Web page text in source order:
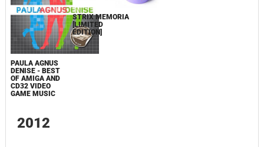
PAULA AGNUS
DENISE - BEST
OF AMIGA AND
CD32 VIDEO
GAME MUSIC
STRIX MEMORIA
[LIMITED
EDITION]
2012